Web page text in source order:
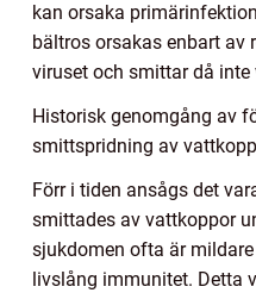
kan orsaka
bältros orsakas enbart av
viruset och smittar då inte
Historisk genomgång av
smittspridning av
Förr i tiden ansågs det
smittades av vattkoppor
sjukdomen ofta är
livslång immunitet. Detta